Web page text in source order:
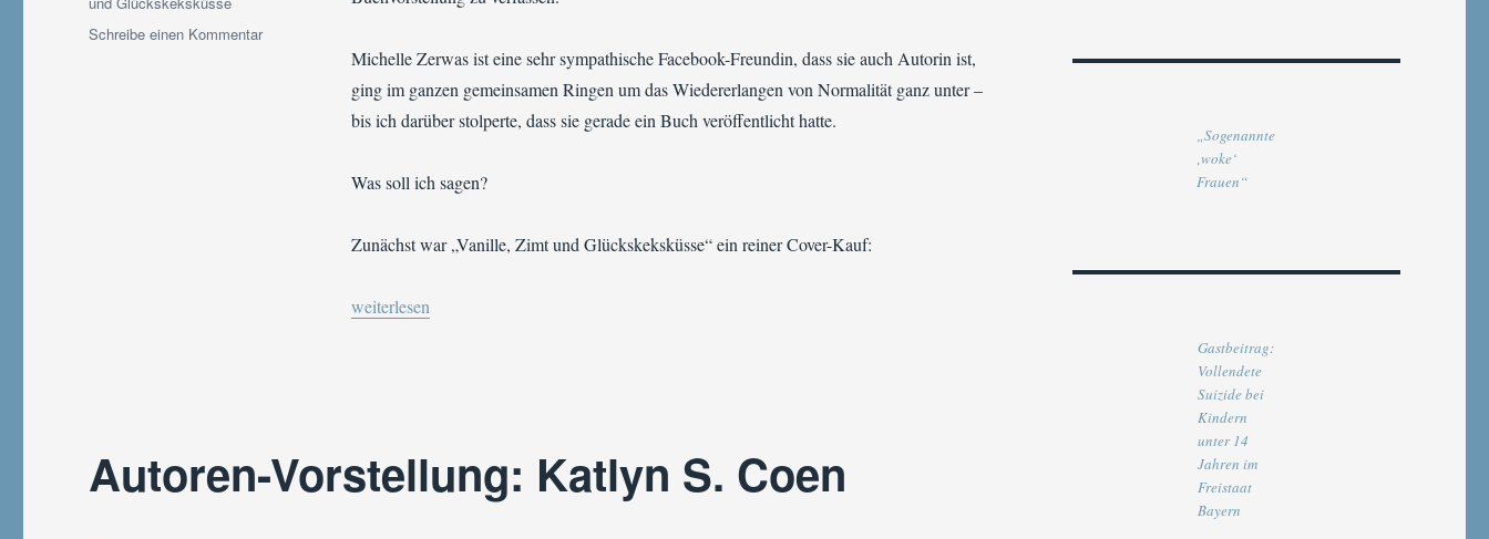
Michelle Zerwas ist eine sehr sympathische Facebook-Freundin, dass sie auch Autorin ist,
ging im ganzen gemeinsamen Ringen um das Wiedererlangen von Normalität ganz unter –
bis ich darüber stolperte, dass sie gerade ein Buch veröffentlicht hatte.
Was soll ich sagen?
Zunächst war „Vanille, Zimt und Glückskeksküsse“ ein reiner Cover-Kauf:
„Buchvorstellung | Vanille, Zimt und Glückskeksküsse von Michelle Zerwas“
weiterlesen
Schreibe einen Kommentarzu
Buchvorstellung
Glückskeksküsse
Autoren-Vorstellung: Katlyn S. Coen
„Sogenannte
‚woke‘
Frauen“
Gastbeitrag:
Vollendete
Suizide bei
Kindern
unter 14
Jahren im
Freistaat
Bayern